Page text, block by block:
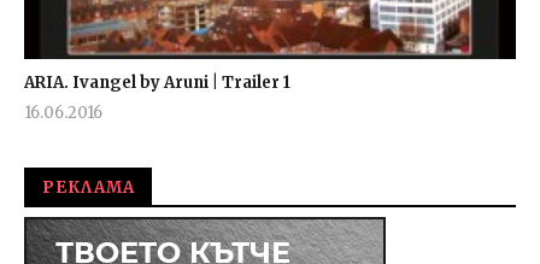
ARIA. Ivangel by Aruni | Trailer 1
16.06.2016
РЕКЛАМА